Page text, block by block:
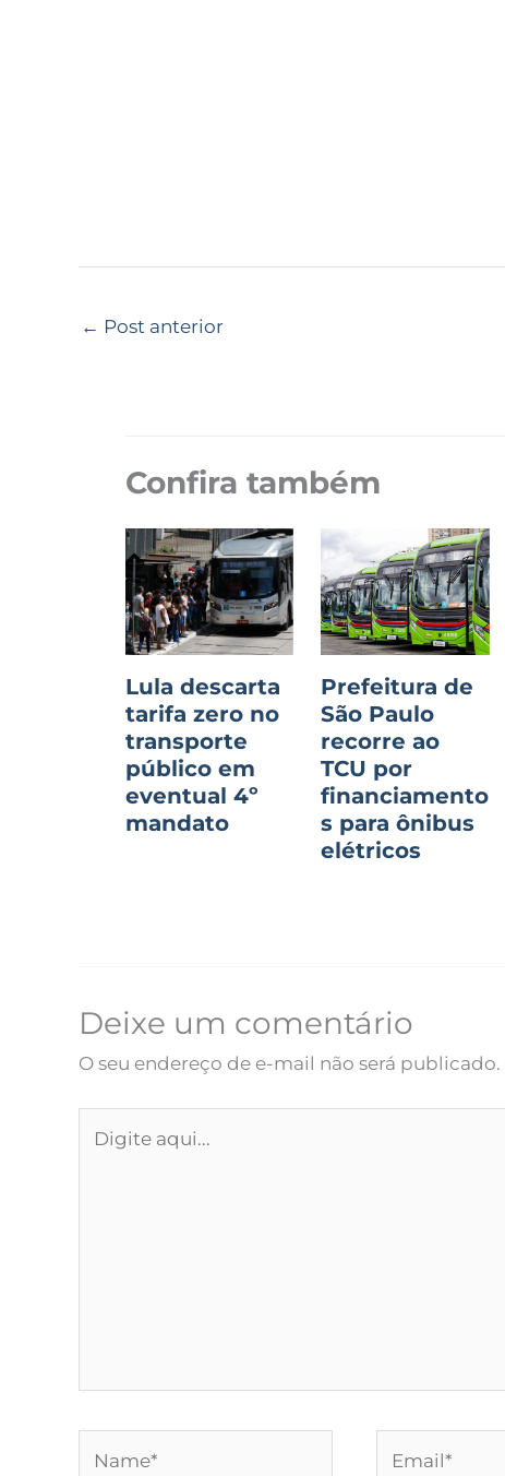
← Post anterior
Confira também
Lula descarta
tarifa zero no
transporte
público em
eventual 4º
mandato
Prefeitura de
São Paulo
recorre ao
TCU por
financiamento
s para ônibus
elétricos
Deixe um comentário
O seu endereço de e-mail não será publicado.
aqui...